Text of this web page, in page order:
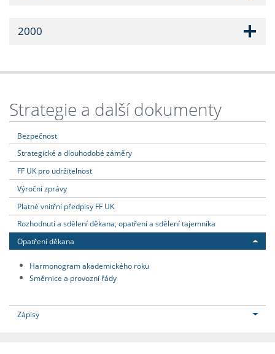
2000
Strategie a další dokumenty
Bezpečnost
Strategické a dlouhodobé záměry
FF UK pro udržitelnost
Výroční zprávy
Platné vnitřní předpisy FF UK
Rozhodnutí a sdělení děkana, opatření a sdělení tajemníka
Opatření děkana
Harmonogram akademického roku
Směrnice a provozní řády
Zápisy